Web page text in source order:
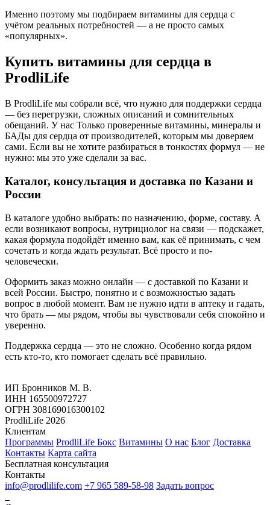
Именно поэтому мы подбираем витамины для сердца с
учётом реальных потребностей — а не просто самых
«популярных».
Купить витамины для сердца в
ProdliLife
В ProdliLife мы собрали всё, что нужно для поддержки сердца
— без перегрузки, сложных описаний и сомнительных
обещаний. У нас Только проверенные витамины, минералы и
БАДы для сердца от производителей, которым мы доверяем
сами. Если вы не хотите разбираться в тонкостях формул — не
нужно: мы это уже сделали за вас.
Каталог, консультация и доставка по Казани и
России
В каталоге удобно выбрать: по назначению, форме, составу. А
если возникают вопросы, нутрициолог на связи — подскажет,
какая формула подойдёт именно вам, как её принимать, с чем
сочетать и когда ждать результат. Всё просто и по-
человечески.
Оформить заказ можно онлайн — с доставкой по Казани и
всей России. Быстро, понятно и с возможностью задать
вопрос в любой момент. Вам не нужно идти в аптеку и гадать,
что брать — мы рядом, чтобы вы чувствовали себя спокойно и
уверенно.
Поддержка сердца — это не сложно. Особенно когда рядом
есть кто-то, кто помогает сделать всё правильно.
ИП Бронников М. В.
ИНН 165500972727
ОГРН 308169016300102
ProdliLife 2026
Клиентам
Программы ProdliLife Бокс Витамины О нас Блог Доставка
Контакты Карта сайта
Бесплатная консультация
Контакты
info@prodlilife.com +7 965 589-58-98 Задать вопрос